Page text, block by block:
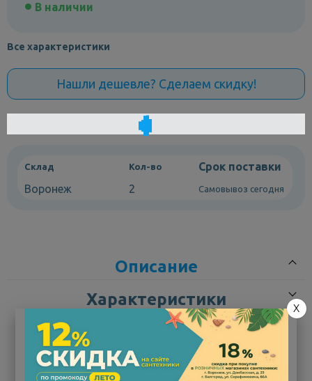
В наличии
Все характеристики
Нашли дешевле? Сделаем скидку!
Склад Кол-во
Срок поставки
Воронеж
2 Самовывоз сегодня
Описание
Характеристики
Округлые формы и удлиненная чаша большой глубины
делают накладной умывальник Ray стильным акцентом
X